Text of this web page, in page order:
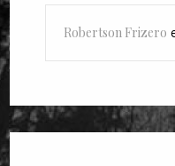
Robertson Frizero